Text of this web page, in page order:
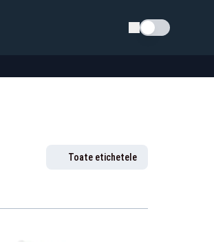
Schimba tema
Toate etichetele